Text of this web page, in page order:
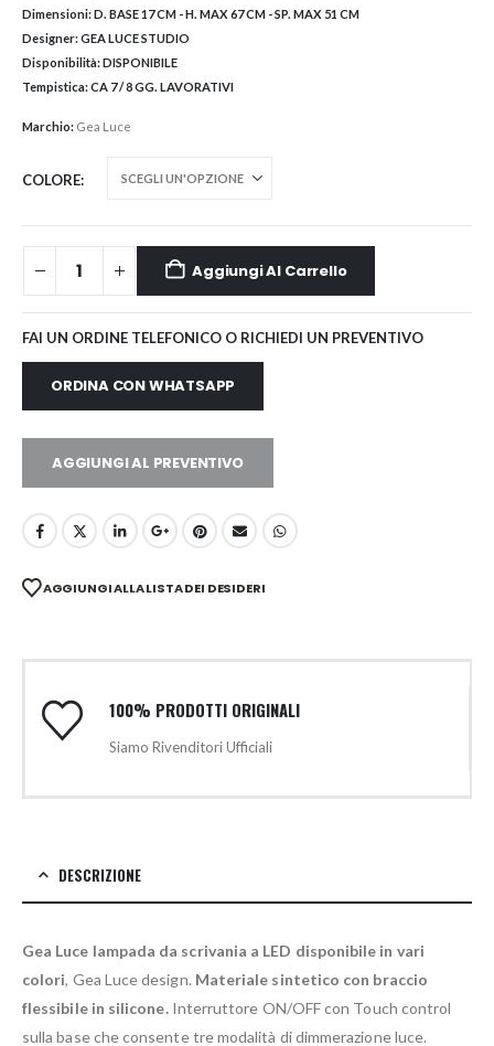
Dimensioni:D. BASE 17 CM - H. MAX 67 CM - SP. MAX 51 CM
Designer:GEA LUCE STUDIO
Disponibilità:DISPONIBILE
Tempistica:CA 7 / 8 GG. LAVORATIVI
Marchio: Gea Luce
COLORE
Aggiungi Al Carrello
FAI UN ORDINE TELEFONICO O RICHIEDI UN PREVENTIVO
ORDINA CON WHATSAPP
AGGIUNGI AL PREVENTIVO
AGGIUNGI ALLA LISTA DEI DESIDERI
100% PRODOTTI ORIGINALI
Siamo Rivenditori Ufficiali
DESCRIZIONE
Gea Luce lampada da scrivania a LED disponibile in vari
colori, Gea Luce design. Materiale sintetico con braccio
flessibile in silicone.Interruttore ON/OFF con Touch control
sulla base che consente tre modalità di dimmerazione luce.